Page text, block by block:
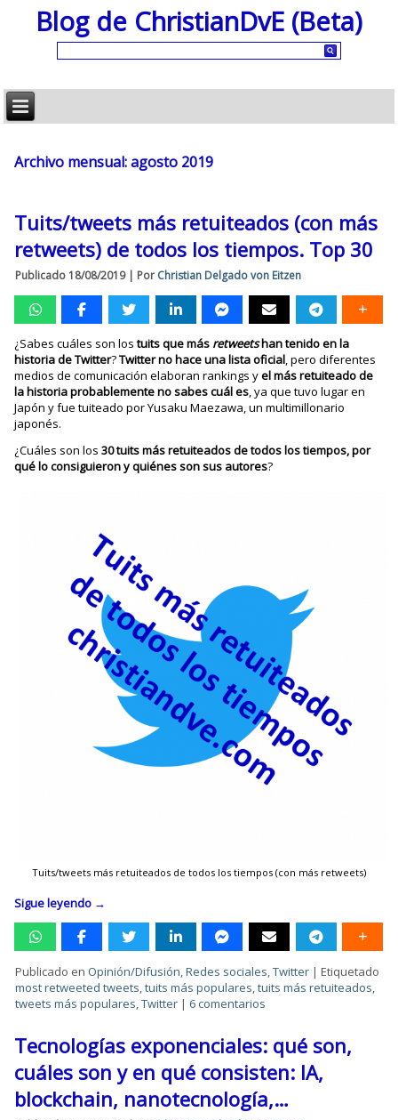
Blog de ChristianDvE (Beta)
Archivo mensual:agosto 2019
Tuits/tweets más retuiteados (con más
retweets) de todos los tiempos. Top 30
Publicado 18/08/2019| Por Christian Delgado von Eitzen
¿Sabes cuáles son lostuits que más retweetshan tenido en la
historia de Twitter?Twitter no hace una lista oficial, pero diferentes
medios de comunicación elaboran rankings yel más retuiteado de
la historia probablemente no sabes cuál es, ya que tuvo lugar en
Japón y fue tuiteado por Yusaku Maezawa, un multimillonario
japonés.
¿Cuáles son los30 tuits más retuiteados de todos los tiempos, por
qué lo consiguieron y quiénes son sus autores?
Tuits/tweets más retuiteados de todos los tiempos (con más retweets)
Sigue leyendo →
Publicado en Opinión/Difusión,Redes sociales,Twitter |Etiquetado
most retweeted tweets,tuits más populares,tuits más retuiteados,
tweets más populares,Twitter | 6 comentarios
Tecnologías exponenciales: qué son,
cuáles son y en qué consisten: IA,
blockchain, nanotecnología,…